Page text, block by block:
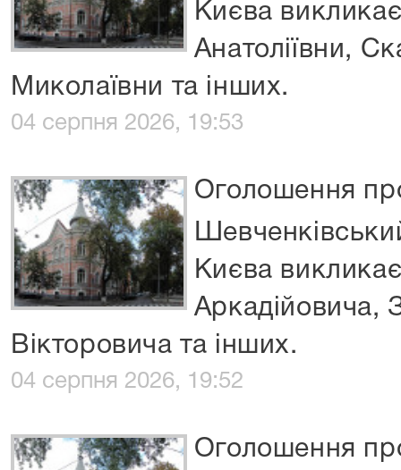
Києва
Анатоліївни,
Миколаївни та інших.
04 серпня 2026, 19:53
Оголошення
Києва
Аркадійовича,
Вікторовича та інших.
04 серпня 2026, 19:52
Оголошення